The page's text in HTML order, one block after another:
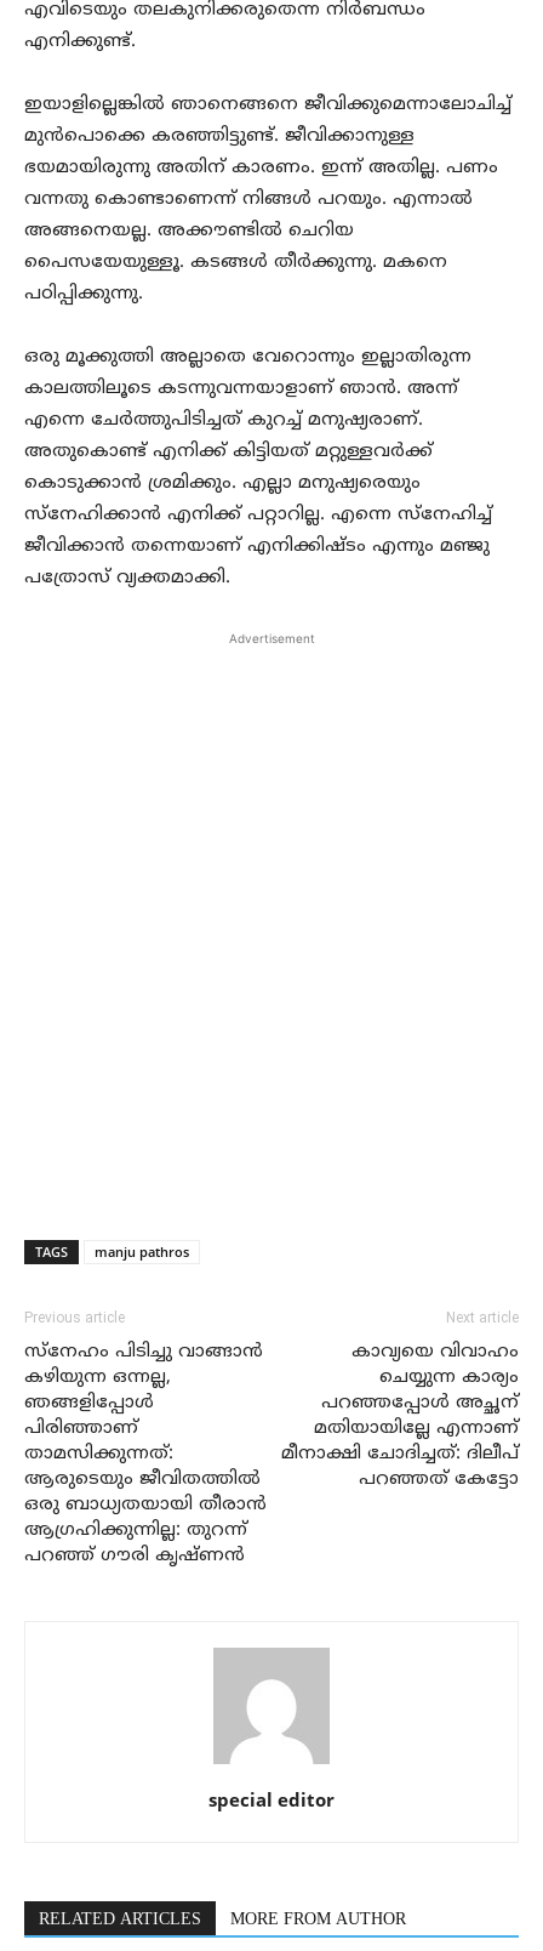
എവിടെയും തലകുനിക്കരുതെന്ന നിർബന്ധം
എനിക്കുണ്ട്.
ഇയാളില്ലെങ്കിൽ ഞാനെങ്ങനെ ജീവിക്കുമെന്നാലോചിച്ച്
മുൻപൊക്കെ കരഞ്ഞിട്ടുണ്ട്. ജീവിക്കാനുള്ള
ഭയമായിരുന്നു അതിന് കാരണം. ഇന്ന് അതില്ല. പണം
വന്നതു കൊണ്ടാണെന്ന് നിങ്ങൾ പറയും. എന്നാൽ
അങ്ങനെയല്ല. അക്കൗണ്ടിൽ ചെറിയ
പൈസയേയുള്ളൂ. കടങ്ങൾ തീർക്കുന്നു. മകനെ
പഠിപ്പിക്കുന്നു.
ഒരു മൂക്കുത്തി അല്ലാതെ വേറൊന്നും ഇല്ലാതിരുന്ന
കാലത്തിലൂടെ കടന്നുവന്നയാളാണ് ഞാൻ. അന്ന്
എന്നെ ചേർത്തുപിടിച്ചത് കുറച്ച് മനുഷ്യരാണ്.
അതുകൊണ്ട് എനിക്ക് കിട്ടിയത് മറ്റുള്ളവർക്ക്
കൊടുക്കാൻ ശ്രമിക്കും. എല്ലാ മനുഷ്യരെയും
സ്നേഹിക്കാൻ എനിക്ക് പറ്റാറില്ല. എന്നെ സ്നേഹിച്ച്
ജീവിക്കാൻ തന്നെയാണ് എനിക്കിഷ്ടം എന്നും മഞ്ജു
പത്രോസ് വ്യക്തമാക്കി.
Advertisement
TAGS manju pathros
Previous article
സ്‌നേഹം പിടിച്ചു വാങ്ങാൻ
കഴിയുന്ന ഒന്നല്ല,
ഞങ്ങളിപ്പോൾ
പിരിഞ്ഞാണ്
താമസിക്കുന്നത്:
ആരുടെയും ജീവിതത്തിൽ
ഒരു ബാധ്യതയായി തീരാൻ
ആഗ്രഹിക്കുന്നില്ല: തുറന്ന്
പറഞ്ഞ് ഗൗരി കൃഷ്ണൻ
Next article
കാവ്യയെ വിവാഹം
ചെയ്യുന്ന കാര്യം
പറഞ്ഞപ്പോൾ അച്ഛന്
മതിയായില്ലേ എന്നാണ്
മീനാക്ഷി ചോദിച്ചത്: ദിലീപ്
പറഞ്ഞത് കേട്ടോ
special editor
RELATED ARTICLES MORE FROM AUTHOR